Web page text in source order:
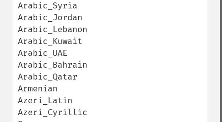
Arabic_Syria
Arabic_Jordan
Arabic_Lebanon
Arabic_Kuwait
Arabic_UAE
Arabic_Bahrain
Arabic_Qatar
Armenian
Azeri_Latin
Azeri_Cyrillic